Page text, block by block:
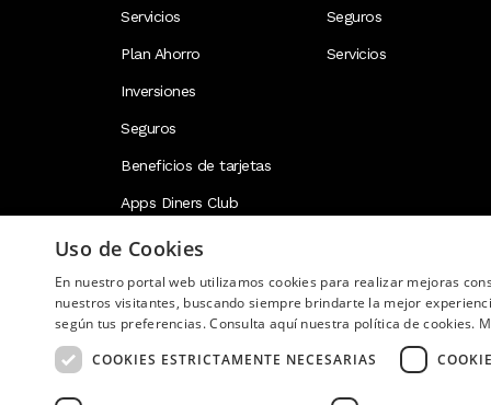
Servicios
Plan Ahorro
Inversiones
Seguros
Beneficios de tarjetas
Apps Diners Club
Seguros
Servicios
Image
Uso de Cookies
En nuestro portal web utilizamos cookies para realizar mejoras
nuestros visitantes, buscando siempre brindarte la mejor
según tus preferencias. Consulta aquí nuestra política de cookies.
COOKIES ESTRICTAMENTE NECESARIAS